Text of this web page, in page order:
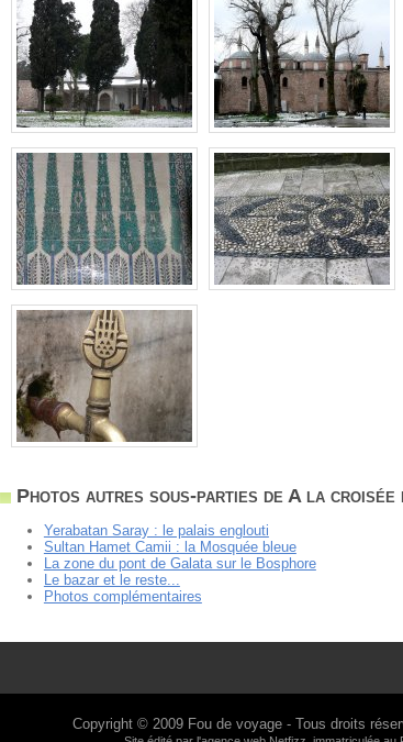
Photos autres sous-parties de A la
Yerabatan Saray : le palais englouti
Sultan Hamet Camii : la Mosquée bleue
La zone du pont de Galata sur le Bosphore
Le bazar et le reste...
Photos complémentaires
Copyright © 2009 Fou de voyage- Tous droits